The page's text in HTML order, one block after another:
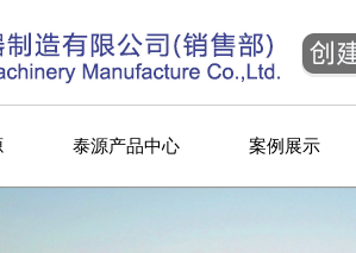
泰源产品中心 案例展示